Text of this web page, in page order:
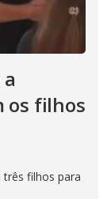
os filhos
filhos para